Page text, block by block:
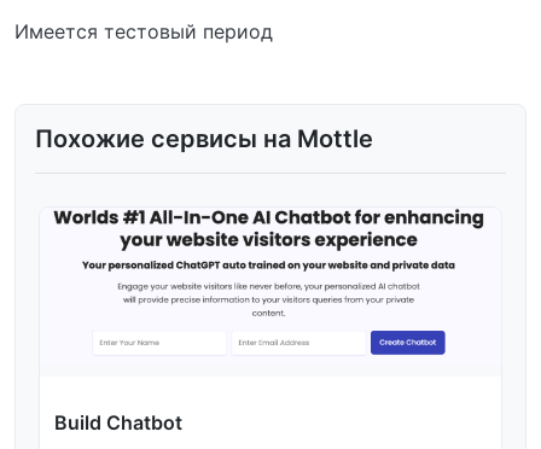
Имеется тестовый период
Похожие сервисы на Mottle
Build Chatbot